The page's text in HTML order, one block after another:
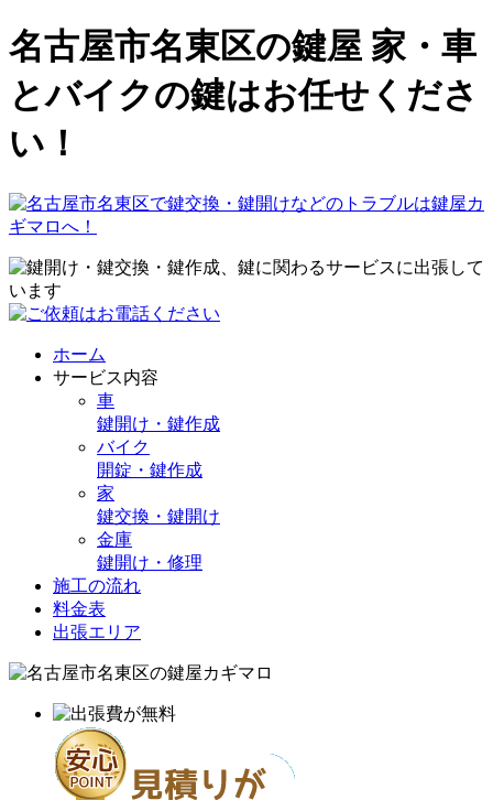
名古屋市名東区の鍵屋 家・車
とバイクの鍵はお任せくださ
い！
ホーム
サービス内容
車
鍵開け・鍵作成
バイク
開錠・鍵作成
家
鍵交換・鍵開け
金庫
鍵開け・修理
施工の流れ
料金表
出張エリア